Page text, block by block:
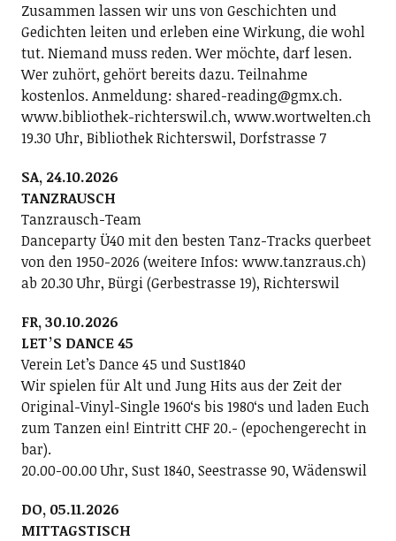
Zusammen lassen wir uns von Geschichten und
Gedichten leiten und erleben eine Wirkung, die wohl
tut. Niemand muss reden. Wer möchte, darf lesen.
Wer zuhört, gehört bereits dazu. Teilnahme
kostenlos. Anmeldung: shared-reading@gmx.ch.
www.bibliothek-richterswil.ch, www.wortwelten.ch
19.30 Uhr, Bibliothek Richterswil, Dorfstrasse 7
SA, 24.10.2026
TANZRAUSCH
Tanzrausch-Team
Danceparty Ü40 mit den besten Tanz-Tracks querbeet
von den 1950-2026 (weitere Infos: www.tanzraus.ch)
ab 20.30 Uhr, Bürgi (Gerbestrasse 19), Richterswil
FR, 30.10.2026
LETʼS DANCE 45
Verein Letʼs Dance 45 und Sust1840
Wir spielen für Alt und Jung Hits aus der Zeit der
Original-Vinyl-Single 1960ʻs bis 1980ʻs und laden Euch
zum Tanzen ein! Eintritt CHF 20.- (epochengerecht in
bar).
20.00-00.00 Uhr, Sust 1840, Seestrasse 90, Wädenswil
DO, 05.11.2026
MITTAGSTISCH